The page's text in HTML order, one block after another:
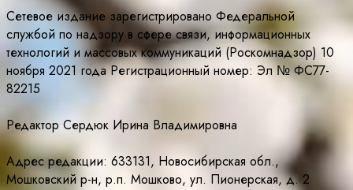
Сетевое издание зарегистрировано Федеральной
службой по надзору в сфере связи, информационных
технологий и массовых коммуникаций (Роскомнадзор) 10
ноября 2021 года Регистрационный номер: Эл № ФС77-
82215
Редактор Сердюк Ирина Владимировна
Адрес редакции: 633131, Новосибирская обл.,
Мошковский р-н, р.п. Мошково, ул. Пионерская, д. 2